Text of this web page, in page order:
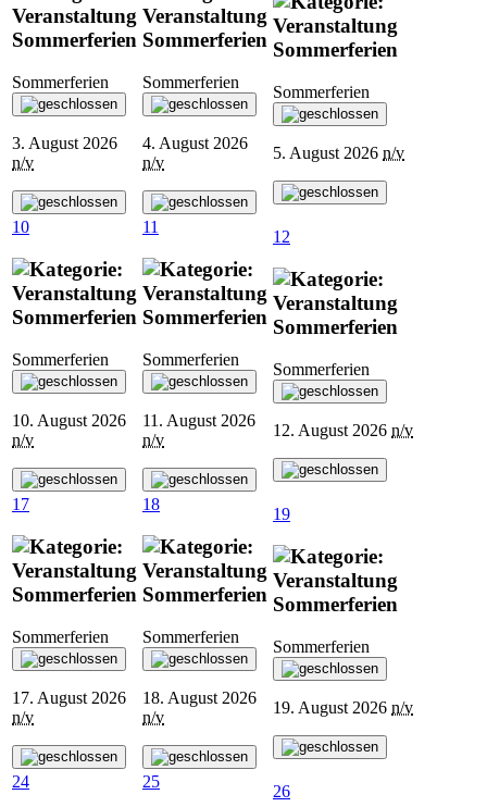
Sommerferien
Sommerferien
3. August 2026
n/v
Sommerferien
Sommerferien
4. August 2026
n/v
Sommerferien
Sommerferien
5. August 2026 n/v
10
Sommerferien
Sommerferien
10. August 2026
n/v
11
Sommerferien
Sommerferien
11. August 2026
n/v
12
Sommerferien
Sommerferien
12. August 2026 n/v
17
Sommerferien
Sommerferien
17. August 2026
n/v
18
Sommerferien
Sommerferien
18. August 2026
n/v
19
Sommerferien
Sommerferien
19. August 2026 n/v
24 25
26